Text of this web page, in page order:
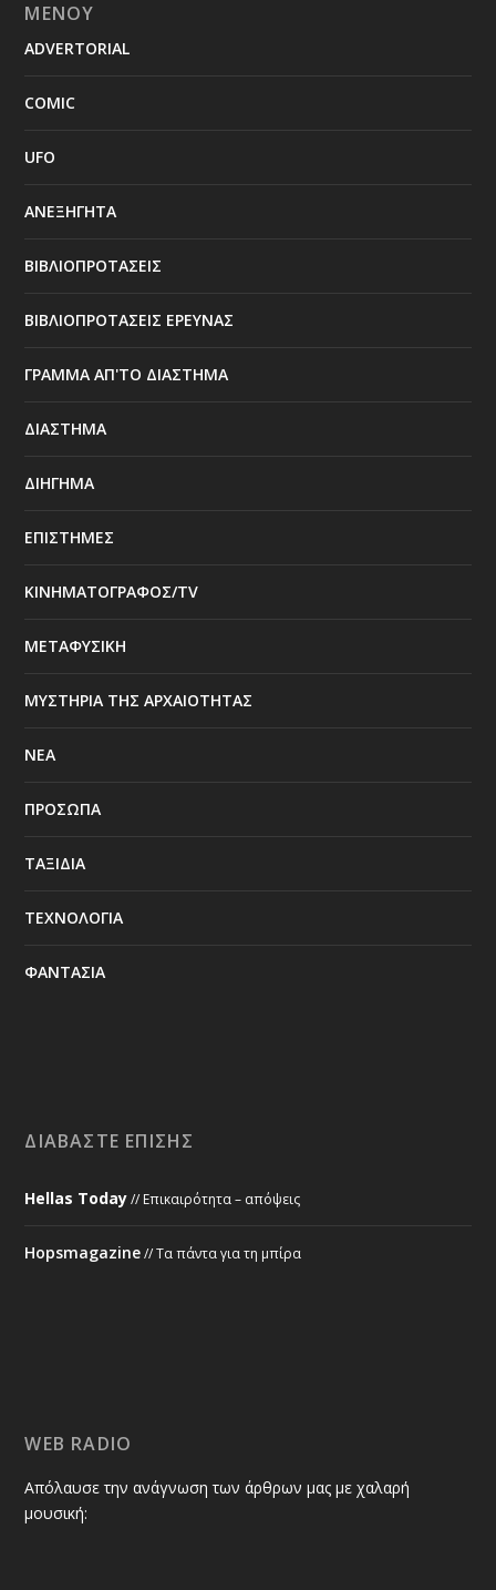
ΜΕΝΟΥ
ADVERTORIAL
COMIC
UFO
ΑΝΕΞΗΓΗΤΑ
ΒΙΒΛΙΟΠΡΟΤΑΣΕΙΣ
ΒΙΒΛΙΟΠΡΟΤΑΣΕΙΣ ΕΡΕΥΝΑΣ
ΓΡΑΜΜΑ ΑΠ'ΤΟ ΔΙΑΣΤΗΜΑ
ΔΙΑΣΤΗΜΑ
ΔΙΗΓΗΜΑ
ΕΠΙΣΤΗΜΕΣ
ΚΙΝΗΜΑΤΟΓΡΑΦΟΣ/TV
ΜΕΤΑΦΥΣΙΚΗ
ΜΥΣΤΗΡΙΑ ΤΗΣ ΑΡΧΑΙΟΤΗΤΑΣ
ΝΕΑ
ΠΡΟΣΩΠΑ
ΤΑΞΙΔΙΑ
ΤΕΧΝΟΛΟΓΙΑ
ΦΑΝΤΑΣΙΑ
ΔΙΑΒΆΣΤΕ ΕΠΊΣΗΣ
Hellas Today// Επικαιρότητα – απόψεις
Hopsmagazine// Τα πάντα για τη μπίρα
WEB RADIO
Απόλαυσε την ανάγνωση των άρθρων μας με χαλαρή
μουσική: